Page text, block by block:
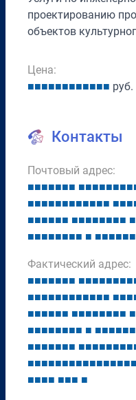
проектированию
объектов
Цена:
■■■■■■■■■■■■ руб.
Контакты
Почтовый адрес:
■■■■■■■ ■■■■■■■■
■■■■■■■■■■■■ ■■■
■■■■■■ ■■■■■■■■ ■
■■■■■■■■ ■ ■■■■■■
Фактический адрес:
■■■■■■■ ■■■■■■■■
■■■■■■■■■■■■ ■■■
■■■■■■ ■■■■■■■■ ■
■■■■■■■■ ■ ■■■■■■
■■■■■■■ ■■■■■■■■
■■■■■■■■■■■■■■■■
■■■■ ■■■ ■